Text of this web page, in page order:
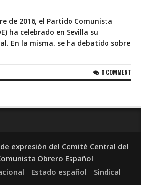
de 2016, el Partido Comunista
ha celebrado en Sevilla su
En la misma, se ha debatido sobre
0 COMMENT
de expresión del Comité Central del
Obrero Español
Estado español
Sindical